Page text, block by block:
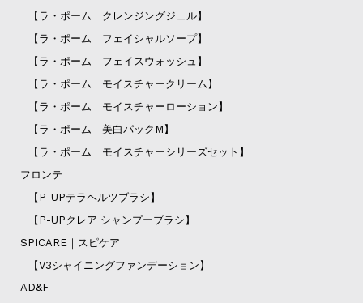
【ラ・ポーム クレンジングジェル】
【ラ・ポーム フェイシャルソープ】
【ラ・ポーム フェイスウォッシュ】
【ラ・ポーム モイスチャークリーム】
【ラ・ポーム モイスチャーローション】
【ラ・ポーム 美白パックM】
【ラ・ポーム モイスチャーシリーズセット】
フロンテ
【P-UPテラヘルツブラシ】
【P-UPクレア シャンプーブラシ】
SPICARE｜スピケア
【V3シャイニングファンデーション】
AD&F